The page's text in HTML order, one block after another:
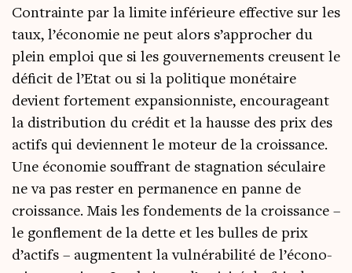
Contrainte par la limite infé­rieure effec­tive sur les
taux, l’économie ne peut alors s’approcher du
plein emploi que si les gou­ver­ne­ments creusent le
défi­cit de l’Etat ou si la poli­tique moné­taire
devient for­te­ment expan­sion­niste, encou­ra­geant
la dis­tri­bu­tion du cré­dit et la hausse des prix des
actifs qui deviennent le moteur de la crois­sance.
Une éco­no­mie souf­frant de stag­na­tion sécu­laire
ne va pas res­ter en per­ma­nence en panne de
crois­sance. Mais les fon­de­ments de la crois­sance –
le gon­fle­ment de la dette et les bulles de prix
d’actifs – aug­mentent la vul­né­ra­bi­li­té de l’é­co­no­